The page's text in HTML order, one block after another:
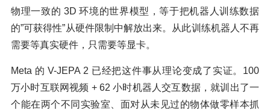
物理一致的 3D 环境的世界模型，等于把机器人训练数据
的”可获得性”从硬件限制中解放出来。从此训练机器人不再
需要等真实硬件，只需要等显卡。
Meta 的 V-JEPA 2 已经把这件事从理论变成了实证。100
万小时互联网视频 + 62 小时机器人交互数据，就训出了一
个能在两个不同实验室、面对从未见过的物体做零样本抓